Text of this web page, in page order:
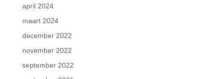
april 2024
maart 2024
december 2022
november 2022
september 2022